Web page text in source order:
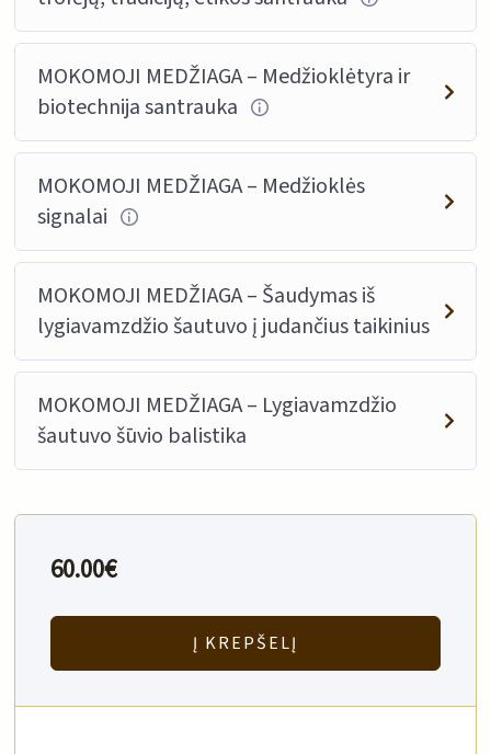
MOKOMOJI MEDŽIAGA – Medžioklėtyra ir
biotechnija santrauka
MOKOMOJI MEDŽIAGA – Medžioklės
signalai
MOKOMOJI MEDŽIAGA – Šaudymas iš
lygiavamzdžio šautuvo į judančius taikinius
MOKOMOJI MEDŽIAGA – Lygiavamzdžio
šautuvo šūvio balistika
60.00€
Į KREPŠELĮ